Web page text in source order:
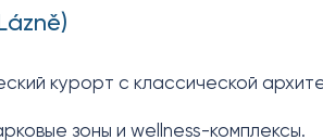
курорт с классической
зоны и wellness-комплексы.